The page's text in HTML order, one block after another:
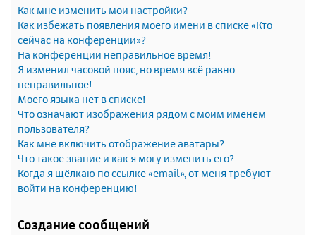
Как мне изменить мои настройки?
Как избежать появления моего имени в списке «Кто
сейчас на конференции»?
На конференции неправильное время!
Я изменил часовой пояс, но время всё равно
неправильное!
Моего языка нет в списке!
Что означают изображения рядом с моим именем
пользователя?
Как мне включить отображение аватары?
Что такое звание и как я могу изменить его?
Когда я щёлкаю по ссылке «email», от меня требуют
войти на конференцию!
Создание сообщений